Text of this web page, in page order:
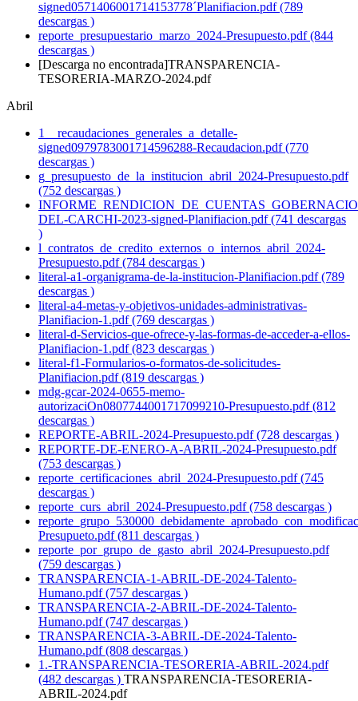
signed0571406001714153778´Planifiacion.pdf (789
descargas )
reporte_presupuestario_marzo_2024-Presupuesto.pdf (844
descargas )
[Descarga no encontrada]TRANSPARENCIA-
TESORERIA-MARZO-2024.pdf
Abril
1__recaudaciones_generales_a_detalle-
signed0979783001714596288-Recaudacion.pdf (770
descargas )
g_presupuesto_de_la_institucion_abril_2024-Presupuesto.pdf
(752 descargas )
DEL-CARCHI-2023-signed-Planifiacion.pdf (741 descargas
)
l_contratos_de_credito_externos_o_internos_abril_2024-
Presupuesto.pdf (784 descargas )
literal-a1-organigrama-de-la-institucion-Planifiacion.pdf (789
descargas )
literal-a4-metas-y-objetivos-unidades-administrativas-
Planifiacion-1.pdf (769 descargas )
literal-d-Servicios-que-ofrece-y-las-formas-de-acceder-a-ellos-
Planifiacion-1.pdf (823 descargas )
literal-f1-Formularios-o-formatos-de-solicitudes-
Planifiacion.pdf (819 descargas )
mdg-gcar-2024-0655-memo-
autorizaciOn0807744001717099210-Presupuesto.pdf (812
descargas )
REPORTE-ABRIL-2024-Presupuesto.pdf (728 descargas )
REPORTE-DE-ENERO-A-ABRIL-2024-Presupuesto.pdf
(753 descargas )
reporte_certificaciones_abril_2024-Presupuesto.pdf (745
descargas )
reporte_curs_abril_2024-Presupuesto.pdf (758 descargas )
Presupueto.pdf (811 descargas )
reporte_por_grupo_de_gasto_abril_2024-Presupuesto.pdf
(759 descargas )
TRANSPARENCIA-1-ABRIL-DE-2024-Talento-
Humano.pdf (757 descargas )
TRANSPARENCIA-2-ABRIL-DE-2024-Talento-
Humano.pdf (747 descargas )
TRANSPARENCIA-3-ABRIL-DE-2024-Talento-
Humano.pdf (808 descargas )
1.-TRANSPARENCIA-TESORERIA-ABRIL-2024.pdf
(482 descargas ) TRANSPARENCIA-TESORERIA-
ABRIL-2024.pdf